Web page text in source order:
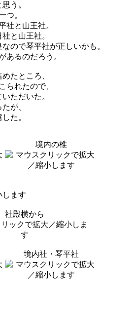
う。
つ。
社と山王社。
と山王社。
ので琴平社が正しいかも。
あるのだろう。
たところ、
られたので、
ただいた。
が、
た。
境内の椎
社殿横から
境内社・琴平社